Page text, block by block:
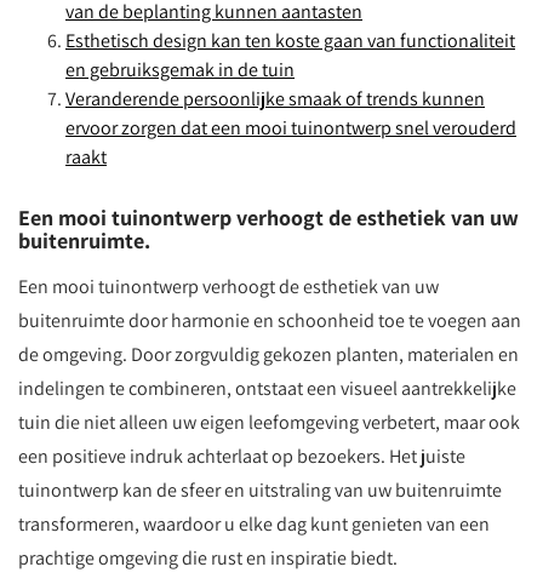
van de beplanting kunnen aantasten
Esthetisch design kan ten koste gaan van functionaliteit
en gebruiksgemak in de tuin
Veranderende persoonlijke smaak of trends kunnen
ervoor zorgen dat een mooi tuinontwerp snel verouderd
raakt
Een mooi tuinontwerp verhoogt de esthetiek van uw
buitenruimte.
Een mooi tuinontwerp verhoogt de esthetiek van uw
buitenruimte door harmonie en schoonheid toe te voegen aan
de omgeving. Door zorgvuldig gekozen planten, materialen en
indelingen te combineren, ontstaat een visueel aantrekkelijke
tuin die niet alleen uw eigen leefomgeving verbetert, maar ook
een positieve indruk achterlaat op bezoekers. Het juiste
tuinontwerp kan de sfeer en uitstraling van uw buitenruimte
transformeren, waardoor u elke dag kunt genieten van een
prachtige omgeving die rust en inspiratie biedt.